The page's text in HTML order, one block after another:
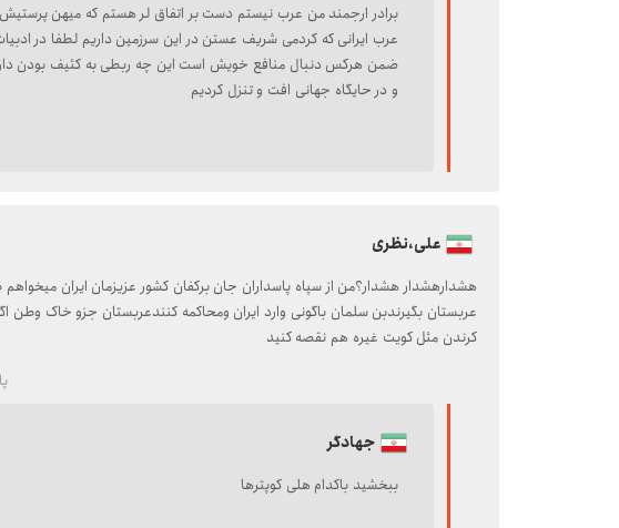
برادر ارجمند من عرب نیستم دست بر اتفاق لر هستم که میهن پرستیش
عرب ایرانی که کردمی شریف عستن در این سرزمین داریم لطفا در
ضمن هرکس دنبال منافع خویش است این چه ربطی به کثیف بودن
و در حایگاه جهانی افت و تنزل کردیم
علی،نظری
عربستان بگیرندبن سلمان باگونی وارد ایران ومحاکمه کنندعربستان جزو خاک
کرندن مثل کویت غیره هم نقصه کنید
جهادگر
ببخشید باکدام هلی کوپترها